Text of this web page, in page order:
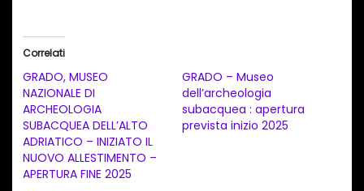
a
m
e
n
t
Correlati
GRADO, MUSEO
NAZIONALE DI
ARCHEOLOGIA
SUBACQUEA DELL’ALTO
ADRIATICO – INIZIATO IL
NUOVO ALLESTIMENTO –
APERTURA FINE 2025
GRADO – Museo
dell’archeologia
subacquea : apertura
prevista inizio 2025